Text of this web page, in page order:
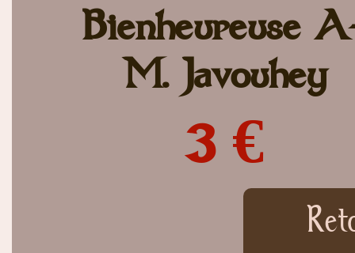
Bienheureuse
M. Javouhey
3 €